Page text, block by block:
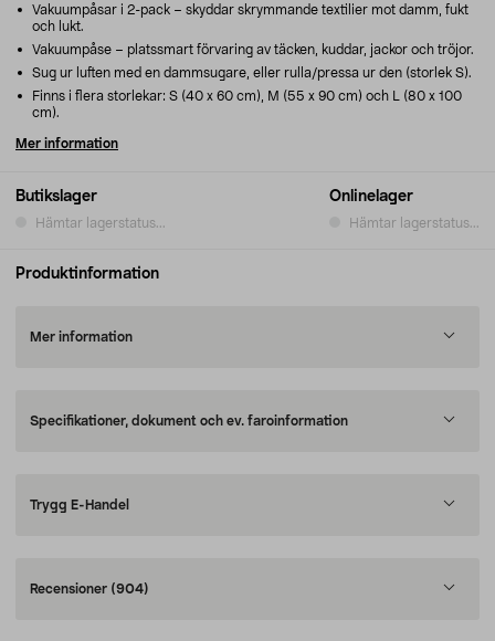
Butikslager
Hämtar lagerstatus...
Onlinelager
Hämtar lagerstatus...
Vakuumpåsar i 2-pack – skyddar skrymmande textilier mot damm, fukt
och lukt.
Vakuumpåse – platssmart förvaring av täcken, kuddar, jackor och tröjor.
Sug ur luften med en dammsugare, eller rulla/pressa ur den (storlek S).
Finns i flera storlekar: S (40 x 60 cm), M (55 x 90 cm) och L (80 x 100
cm).
Mer information
Produktinformation
Mer information
Specifikationer, dokument och ev. faroinformation
Trygg E-Handel
Recensioner (904)